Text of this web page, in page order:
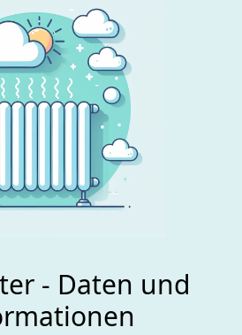
- Daten und